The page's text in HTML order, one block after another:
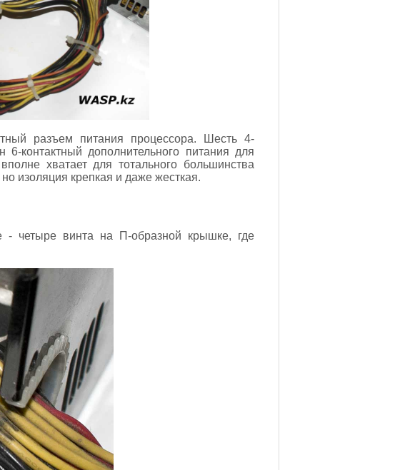
разъем питания процессора. Шесть 4-
контактный дополнительного питания для
хватает для тотального большинства
изоляция крепкая и даже жесткая.
- четыре винта на П-образной крышке, где